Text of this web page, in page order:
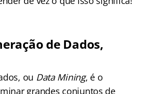
de Dados,
ou Data Mining, é o
grandes conjuntos de